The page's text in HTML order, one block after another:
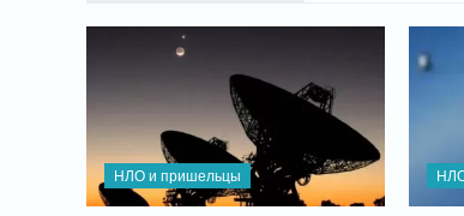
НЛО и пришельцы